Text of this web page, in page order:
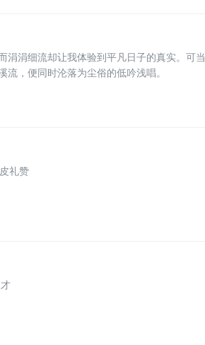
涓涓细流却让我体验到平凡日子的真实。可当
，便同时沦落为尘俗的低吟浅唱。
马特·海格 薄脸皮礼赞